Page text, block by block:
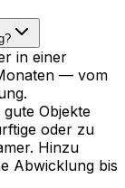
in einer
— vom
Objekte
oder zu
Hinzu
Abwicklung bis